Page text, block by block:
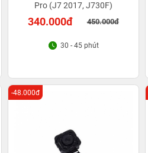
Pro (J7 2017, J730F)
340.000đ 450.000đ
30 - 45 phút
-48.000đ